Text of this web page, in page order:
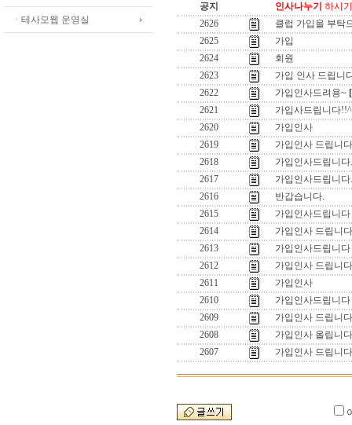
ㆍ테사모웹 운영실
공지 인사나누기 하시
2626
클럽 가입을 부탁
2625
가입
2624
회원
2623
가입 인사 드립니
2622
가입인사드려용~
2621
가입사드립니다
2620
가입인사
2619
가입인사 드립니
2618
가입인사드립니다.
2617
가입인사드립니다.
2616
반갑습니다.
2615
가입인사드립니다
2614
가입인사 드립니다
2613
가입인사드립니다
2612
가입인사 드립니
2611
가입인사
2610
가입인사드립니다
2609
가입인사 드립니다
2608
가입인사 올립니
2607
가입인사 드립니